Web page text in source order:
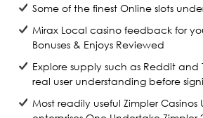
Some of the finest Online slots
Mirax Local casino feedback for
Bonuses & Enjoys Reviewed
Explore supply such as Reddit and
real user understanding before
Most readily useful Zimpler Casinos